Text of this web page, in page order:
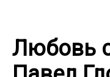
Любовь